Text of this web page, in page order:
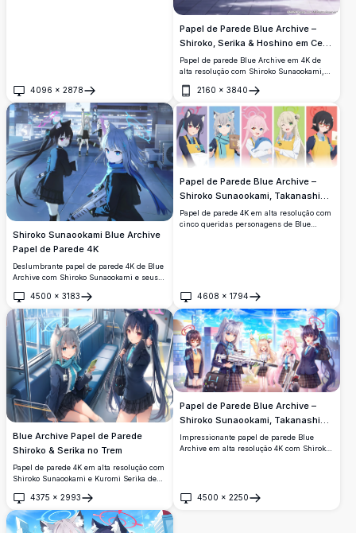
4096 × 2878
Abrir
Papel de Parede Blue Archive –
Shiroko, Serika & Hoshino em Cena
Urbana
Papel de parede Blue Archive em 4K de
alta resolução com Shiroko Sunaookami,
caminhando por uma paisagem urbana
vibrante. As personagens estão vestidas
com uniformes escolares e armadas, com
um céu azul brilhante ao fundo.
2160 × 3840
Abrir
Shiroko Sunaookami Blue Archive
Papel de Parede 4K
Deslumbrante papel de parede 4K de Blue
Archive com Shiroko Sunaookami e seus
telhado iluminado por neon à noite. Arte
anime em alta resolução com halos
vibrantes, armas e um cenário de cidade
cyberpunk de tirar o fôlego.
4500 × 3183
Abrir
Papel de Parede Blue Archive –
Shiroko Sunaookami, Takanashi
Hoshino, Izayoi Nonomi, Kuromi
Serika & Okusora Ayane 4K
Papel de parede 4K em alta resolução com
cinco queridas personagens de Blue
4608 × 1794
Abrir
Blue Archive Papel de Parede
Shiroko & Serika no Trem
Papel de parede 4K em alta resolução com
Shiroko Sunaookami e Kuromi Serika de
uniformes escolares. Ambas as
personagens exibem suas icônicas orelhas
de animais com uma deslumbrante
4375 × 2993
Abrir
Papel de Parede Blue Archive –
Shiroko Sunaookami, Takanashi
Hoshino, Izayoi Nonomi, Kuromi
Serika & Okusora Ayane 4K
Impressionante papel de parede Blue
Archive em alta resolução 4K com Shiroko
futuristas sob um vibrante céu azul com
paisagem urbana.
4500 × 2250
Abrir